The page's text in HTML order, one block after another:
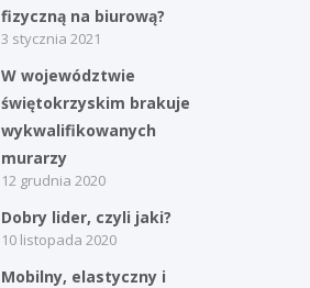
fizyczną na biurową?
3 stycznia 2021
W województwie
świętokrzyskim brakuje
wykwalifikowanych
murarzy
12 grudnia 2020
Dobry lider, czyli jaki?
10 listopada 2020
Mobilny, elastyczny i